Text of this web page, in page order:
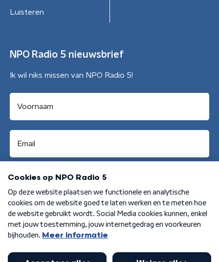
Luisteren
NPO Radio 5 nieuwsbrief
Ik wil niks missen van NPO Radio 5!
Aanmelden
Algemene voorwaarden Privacybeleid